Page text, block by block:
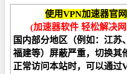
使用VPN加速器官
(加速器软件 轻松解决
国内部分地区（例如：江苏
福建等）屏蔽严重，切换其
正常访问本站时，可以通过